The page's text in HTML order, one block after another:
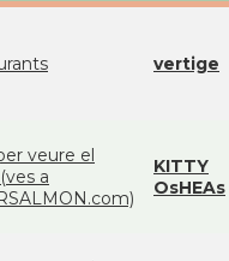
vertige
veure el
a
KITTY
OsHEAs